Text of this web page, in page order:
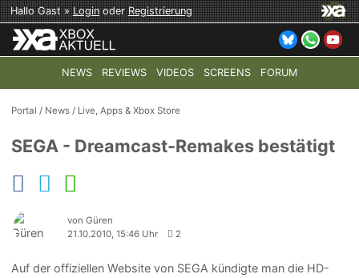
Hallo Gast »LoginoderRegistrierung
NEWS REVIEWS VIDEOS SCREENS FORUM
TOP-THEMEN: COD: MODERN WARFARE 4 HALO:
Portal / News / Live, Apps & Xbox Store
SEGA - Dreamcast-Remakes bestätigt
von Güren
21.10.2010, 15:46 Uhr
2
Auf der offiziellen Website von SEGA kündigte man die HD-